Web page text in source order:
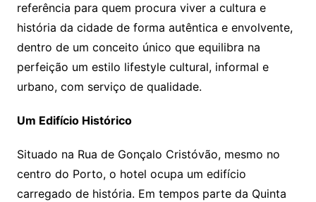
referência para quem procura viver a cultura e
história da cidade de forma autêntica e envolvente,
dentro de um conceito único que equilibra na
perfeição um estilo lifestyle cultural, informal e
urbano, com serviço de qualidade.
Um Edifício Histórico
Situado na Rua de Gonçalo Cristóvão, mesmo no
centro do Porto, o hotel ocupa um edifício
carregado de história. Em tempos parte da Quinta